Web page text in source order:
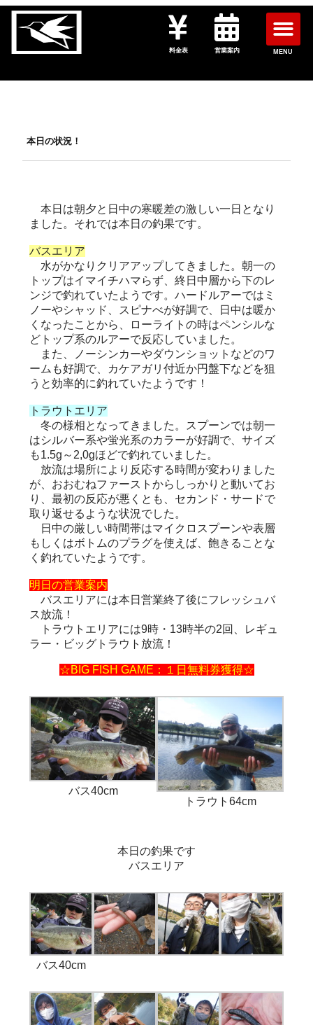
料金表 営業案内 MENU
本日の状況！
本日は朝夕と日中の寒暖差の激しい一日となり
ました。それでは本日の釣果です。
バスエリア
水がかなりクリアアップしてきました。朝一の
トップはイマイチハマらず、終日中層から下のレ
ンジで釣れていたようです。ハードルアーではミ
ノーやシャッド、スピナべが好調で、日中は暖か
くなったことから、ローライトの時はペンシルな
どトップ系のルアーで反応していました。
また、ノーシンカーやダウンショットなどのワ
ームも好調で、カケアガリ付近か円盤下などを狙
うと効率的に釣れていたようです！
トラウトエリア
冬の様相となってきました。スプーンでは朝一
はシルバー系や蛍光系のカラーが好調で、サイズ
も1.5g～2,0gほどで釣れていました。
放流は場所により反応する時間が変わりました
が、おおむねファーストからしっかりと動いてお
り、最初の反応が悪くとも、セカンド・サードで
取り返せるような状況でした。
日中の厳しい時間帯はマイクロスプーンや表層
もしくはボトムのプラグを使えば、飽きることな
く釣れていたようです。
明日の営業案内
バスエリアには本日営業終了後にフレッシュバ
ス放流！
トラウトエリアには9時・13時半の2回、レギュ
ラー・ビッグトラウト放流！
☆BIG FISH GAME：１日無料券獲得☆
バス40cm
トラウト64cm
本日の釣果です
バスエリア
バス40cm